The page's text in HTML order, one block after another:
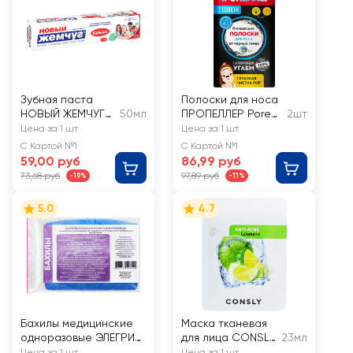
Зубная паста
НОВЫЙ ЖЕМЧУГ
Кальций
50мл
Цена за 1 шт
С Картой №1
59,00 руб
73,68 руб -19%
Полоски для носа
ПРОПЕЛЛЕР Pore
vacuum
очищающие с
активированным
углем
2шт
Цена за 1 шт
С Картой №1
86,99 руб
97,89 руб -11%
5.0
Бахилы медицинские
одноразовые ЭЛЕГРИН
4.7
Маска тканевая
для лица CONSLY 23мл